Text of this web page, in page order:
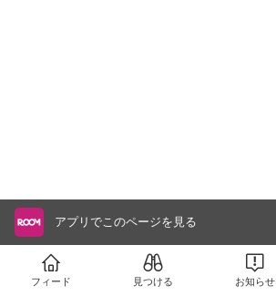
アプリでこのページを見る
フィード 見つける お知らせ